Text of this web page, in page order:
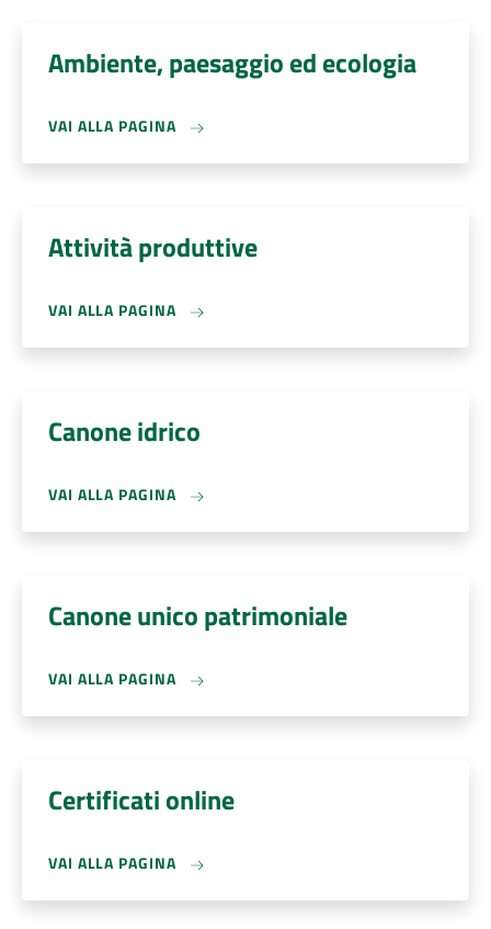
Ambiente, paesaggio ed ecologia
VAI ALLA PAGINA
Attività produttive
VAI ALLA PAGINA
Canone idrico
VAI ALLA PAGINA
Canone unico patrimoniale
VAI ALLA PAGINA
Certificati online
VAI ALLA PAGINA